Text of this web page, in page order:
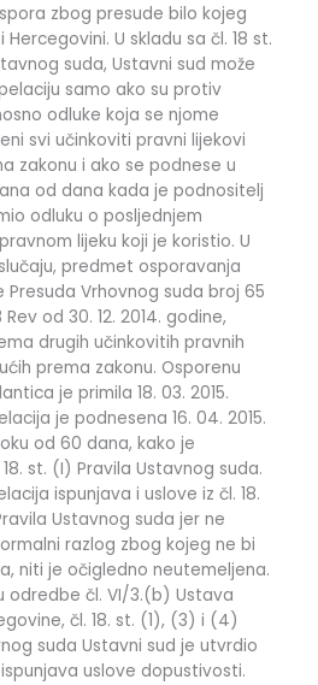
zbog presude bilo kojeg
Hercegovini. U skladu sa čl. 18 st.
suda, Ustavni sud može
samo ako su protiv
odluke koja se njome
svi učinkoviti pravni lijekovi
zakonu i ako se podnese u
od dana kada je podnositelj
odluku o posljednjem
lijeku koji je koristio. U
predmet osporavanja
Presuda Vrhovnog suda broj 65
Rev od 30. 12. 2014. godine,
drugih učinkovitih pravnih
prema zakonu. Osporenu
je primila 18. 03. 2015.
je podnesena 16. 04. 2015.
od 60 dana, kako je
st. (I) Pravila Ustavnog suda.
ispunjava i uslove iz čl. 18.
Ustavnog suda jer ne
razlog zbog kojeg ne bi
niti je očigledno neutemeljena.
odredbe čl. VI/3.(b) Ustava
čl. 18. st. (1), (3) i (4)
suda Ustavni sud je utvrdio
uslove dopustivosti.